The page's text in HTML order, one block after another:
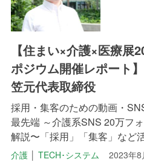
【住まい×介護×医療
ポジウム開催レポート
笠元代表取締役
採用・集客のための動画・
最先端 ～介護系SNS 20万フ
解説〜「採用」「集客」など
介護│ TECH･システム 2023年8